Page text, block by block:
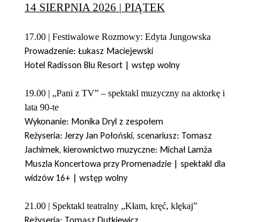
14 SIERPNIA 2026 | PIĄTEK
17.00 | Festiwalowe Rozmowy: Edyta Jungowska
Prowadzenie: Łukasz Maciejewski
Hotel Radisson Blu Resort | wstęp wolny
19.00 | „Pani z TV” – spektakl muzyczny na aktorkę i
lata 90-te
Wykonanie: Monika Dryl z zespołem
Reżyseria: Jerzy Jan Połoński, scenariusz: Tomasz
Jachimek, kierownictwo muzyczne: Michał Lamża
Muszla Koncertowa przy Promenadzie | spektakl dla
widzów 16+ | wstęp wolny
21.00 | Spektakl teatralny „Kłam, kręć, klękaj”
Reżyseria: Tomasz Dutkiewicz